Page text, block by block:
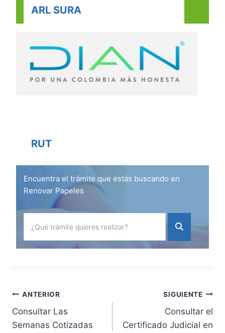
ARL SURA
RUT
Encuentra el trámite que estás buscando en
Renovar Papeles
Navegación
de
ANTERIOR
Consultar Las
Semanas Cotizadas
SIGUIENTE
Consultar el
Certificado Judicial en